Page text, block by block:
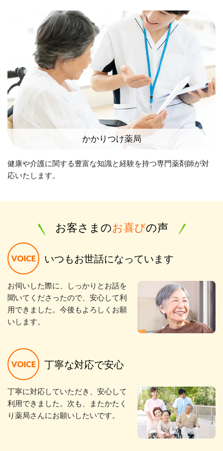
かかりつけ薬局
健康や介護に関する豊富な知識と経験を持つ専門薬剤師が対
応いたします。
お客さまのお喜びの声
いつもお世話になっています
お伺いした際に、しっかりとお話を
聞いてくださったので、安心して利
用できました。今後もよろしくお願
いします。
丁寧な対応で安心
丁寧に対応していただき、安心して
利用できました。次も、またかたく
り薬局さんにお願いしたいです。